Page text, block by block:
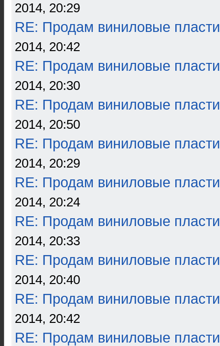
2014, 20:29
RE: Продам виниловые
2014, 20:42
RE: Продам виниловые
2014, 20:30
RE: Продам виниловые
2014, 20:50
RE: Продам виниловые
2014, 20:29
RE: Продам виниловые
2014, 20:24
RE: Продам виниловые
2014, 20:33
RE: Продам виниловые
2014, 20:40
RE: Продам виниловые
2014, 20:42
RE: Продам виниловые